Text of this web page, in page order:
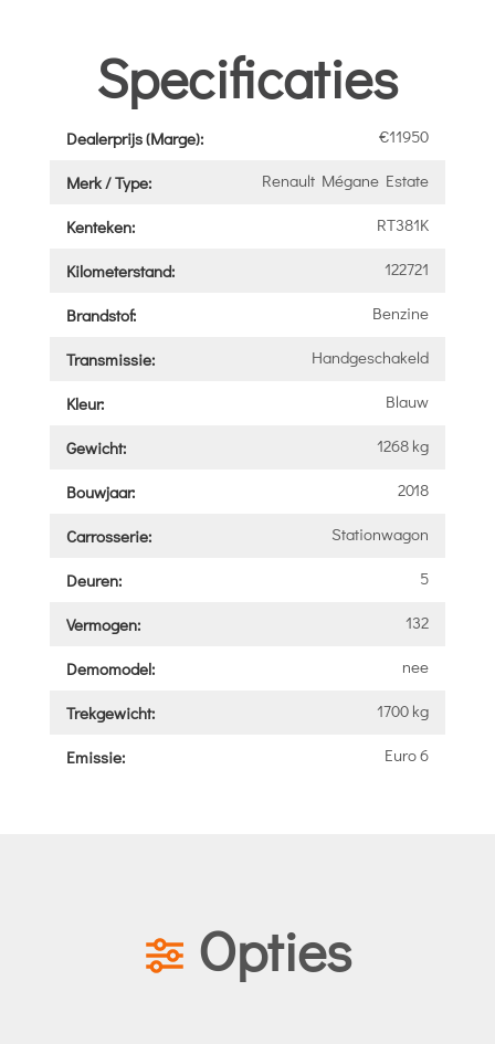
Specificaties
Dealerprijs (Marge): €11950
Merk / Type: Renault Mégane Estate
Kenteken: RT381K
Kilometerstand: 122721
Brandstof: Benzine
Transmissie: Handgeschakeld
Kleur: Blauw
Gewicht: 1268 kg
Bouwjaar: 2018
Carrosserie: Stationwagon
Deuren: 5
Vermogen: 132
Demomodel: nee
Trekgewicht: 1700 kg
Emissie: Euro 6
Opties